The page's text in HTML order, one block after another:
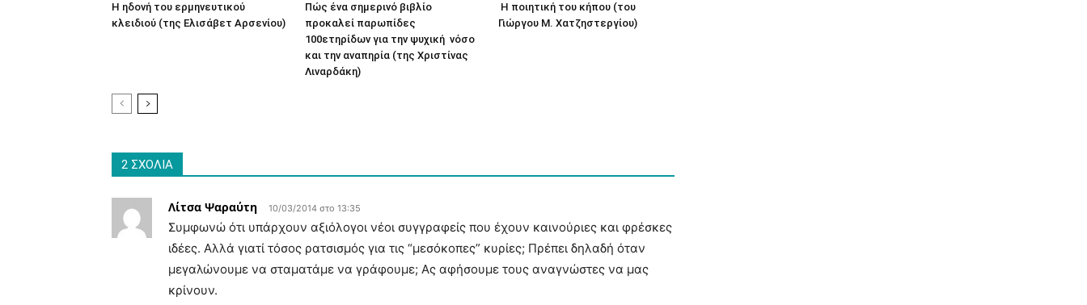
Η ηδονή του ερμηνευτικού
κλειδιού (της Ελισάβετ Αρσενίου)
Πώς ένα σημερινό βιβλίο
προκαλεί παρωπίδες
100ετηρίδων για την ψυχική νόσο
και την αναπηρία (της Χριστίνας
Λιναρδάκη)
Η ποιητική του κήπου (του
Γιώργου Μ. Χατζηστεργίου)
2 ΣΧΟΛΙΑ
Λίτσα Ψαραύτη 10/03/2014 στο 13:35
Συμφωνώ ότι υπάρχουν αξιόλογοι νέοι συγγραφείς που έχουν καινούριες και φρέσκες
ιδέες. Αλλά γιατί τόσος ρατσισμός για τις “μεσόκοπες” κυρίες; Πρέπει δηλαδή όταν
μεγαλώνουμε να σταματάμε να γράφουμε; Ας αφήσουμε τους αναγνώστες να μας
κρίνουν.